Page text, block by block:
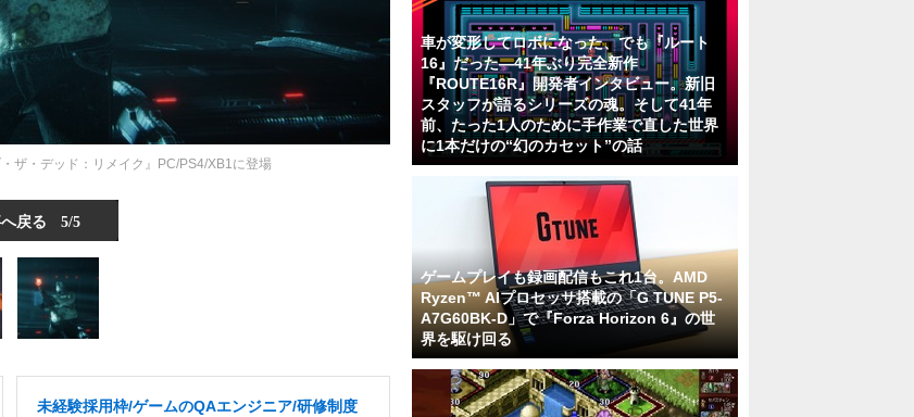
ザ・デッド：リメイク』PC/PS4/XB1に登場
戻る 5/5
未経験採用枠/ゲームのQAエンジニア/研修制度
車が変形してロボになった、でも『ルート
16』だった―41年ぶり完全新作
『ROUTE16R』開発者インタビュー。新旧
スタッフが語るシリーズの魂。そして41年
前、たった1人のために手作業で直した世界
に1本だけの“幻のカセット”の話
ゲームプレイも録画配信もこれ1台。AMD
Ryzen™ AIプロセッサ搭載の「G TUNE P5-
A7G60BK-D」で『Forza Horizon 6』の世
界を駆け回る